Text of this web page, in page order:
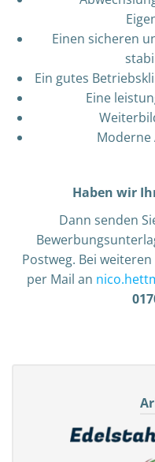
Einen sicheren
Ein gutes
Eine
Moderne
Haben wir
Dann senden
Postweg. Bei
per Mail an